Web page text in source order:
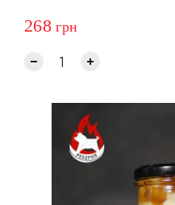
268 грн